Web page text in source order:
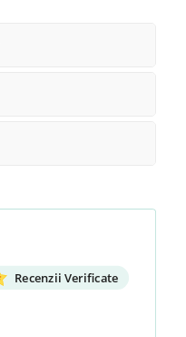
Recenzii Verificate